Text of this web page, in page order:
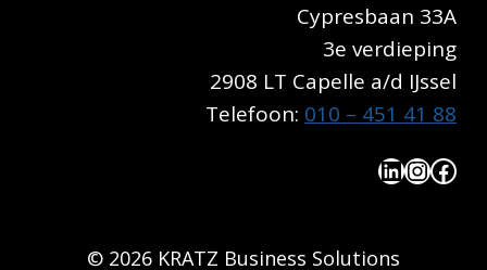
Cypresbaan 33A
3e verdieping
2908 LT Capelle a/d IJssel
Telefoon: 010 – 451 41 88
LinkedIn
© 2026 KRATZ Business Solutions